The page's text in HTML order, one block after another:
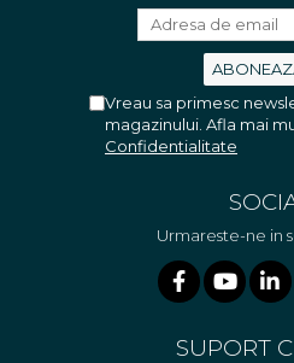
Vreau sa primesc
magazinului. Afla mai
Confidentialitate
Urmareste-ne in
SUPORT